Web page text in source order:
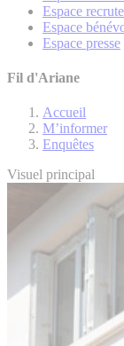
Espace
Espace
Espace presse
Fil d'Ariane
Accueil
M’informer
Enquêtes
Visuel principal